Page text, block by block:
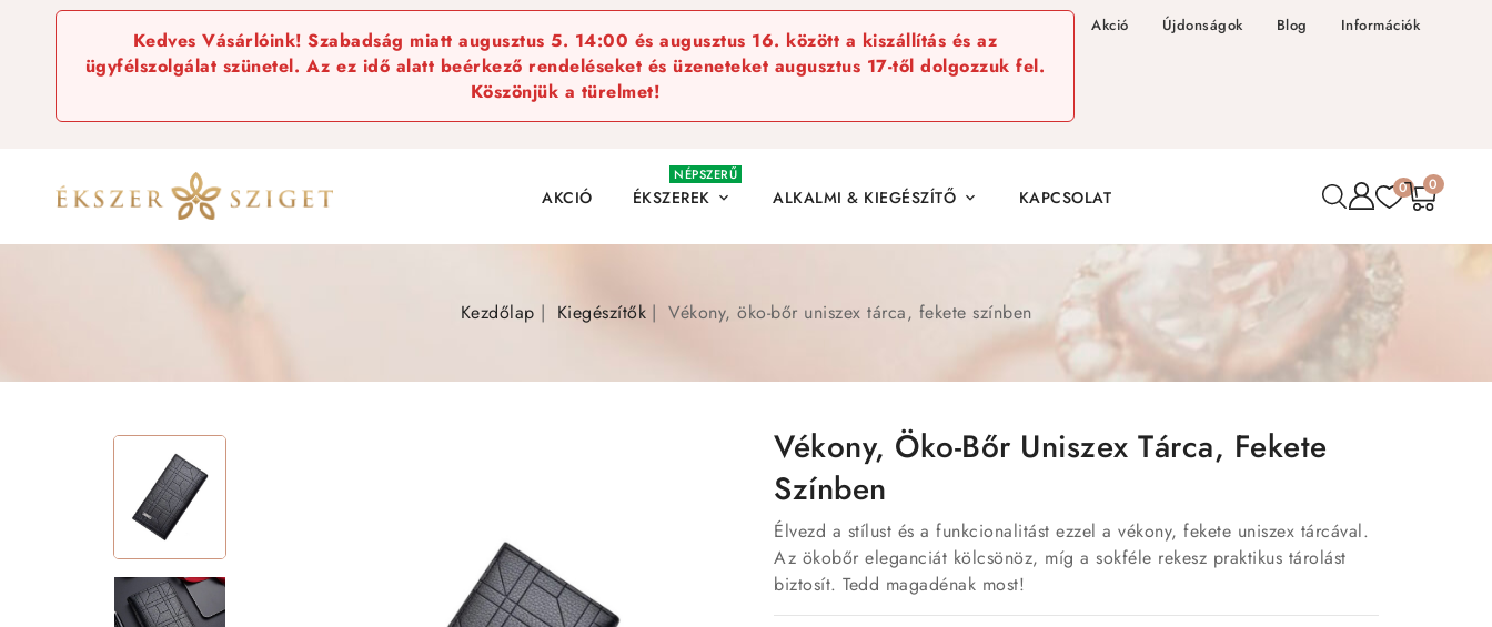
Kedves Vásárlóink! Szabadság miatt augusztus 5. 14:00 és augusztus 16. között a kiszállítás és az
ügyfélszolgálat szünetel. Az ez idő alatt beérkező rendeléseket és üzeneteket augusztus 17-től dolgozzuk fel.
Köszönjük a türelmet!
Akció Újdonságok Blog Információk
AKCIÓ ÉKSZEREK 
NÉPSZERŰ
ALKALMI & KIEGÉSZÍTŐ  KAPCSOLAT 0 0
Kezdőlap Kiegészítők Vékony, öko-bőr uniszex tárca, fekete színben
Vékony, Öko-Bőr Uniszex Tárca, Fekete
Színben
Élvezd a stílust és a funkcionalitást ezzel a vékony, fekete uniszex tárcával.
Az ökobőr eleganciát kölcsönöz, míg a sokféle rekesz praktikus tárolást
biztosít. Tedd magadénak most!